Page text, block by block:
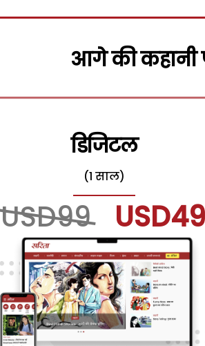
आगे की कहानी
डिजिटल
(1 साल)
USD99 USD49